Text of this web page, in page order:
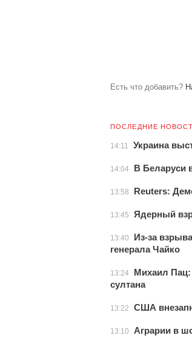
Есть что добавить?
ПОСЛЕДНИЕ
14:11 Украина
14:04 В Беларуси
13:58 Reuters:
13:45 Ядерный
13:40
Из-за
генерала Чайко
13:24
Михаил Пац:
султана
13:22 США
13:10 Аграрии в